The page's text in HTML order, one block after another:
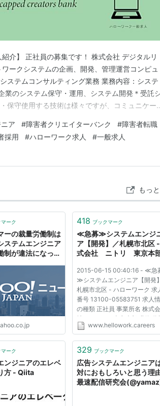
介】 正社員の募集です！ 株式会社 デジタルリ
ークシステムの企画、開発、管理運営コンピュ
ステムコンサルティング業務 業務内容：システ
業のシステム保守・運用、システム開発＊受託
保守使用する技術は様々ですが、コミュニケー
細問い合わせ】 アンプティパでは多数、障がい
ていま…
ア #障害者クリエイターバンク #障害者転職
採用 #ハローワーク求人 #一般求人
もっ
マーク
ーの裁量労働制は
テムエンジニア
制が違法になった
418 ブックマーク
≪急募≫システムエンジ
ア【開発】／札幌市北区
式会社 ニトリ 東京本
のハローワーク求人- 北海
札幌市北区 | ハローワー
求人を検索
2015-06-15 00:40:16 - ≪急
≫システムエンジニア【開発
札幌市北区 - ハローワーク 求
番号 13100-05583751 求人
の種類 正社員 事業所名 株式会
社 ニトリ 東京本部 北海道
幌市北区「ハローワーク求人情
でも、簡単に、よりスピーディ
に、お探しの求人情報を提供す
ことがで...
www.hellowork.careers
マーク
ンジニアのエレベ
方 - Qiita
329 ブックマーク
広告システムエンジニア
対におもしろいと思う理
最速配信研究会